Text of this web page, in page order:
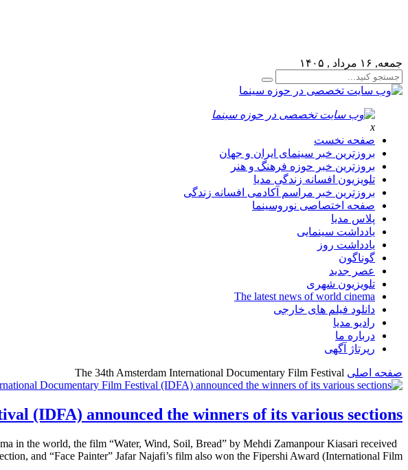
جمعه, ۱۶ مرداد , ۱۴۰۵
x
صفحه نخست
بروزترین خبر سینمای ایران و جهان
بروزترین خبر حوزه فرهنگ و هنر
تلویزیون افسانه زندگی مدیا
بروزترین خبر مراسم آکادمی افسانه زندگی
صفحه اختصاصی نوروسینما
پلاس مدیا
یادداشت سینمایی
یادداشت روز
گوناگون
عصر جدید
تلویزیون شهری
The latest news of world cinema
دانلود فیلم های خارجی
رادیو مدیا
درباره ما
رپرتاژ آگهی
صفحه اصلی The 34th Amsterdam International Documentary Film Festival
(IDFA) announced the winners of its various sections
in the world, the film “Water, Wind, Soil, Bread” by Mehdi Zamanpour Kiasari received
and “Face Painter” Jafar Najafi’s film also won the Fipershi Award (International Film